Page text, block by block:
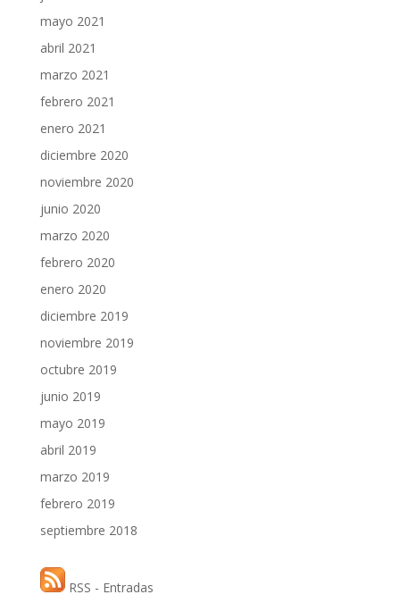
mayo 2021
abril 2021
marzo 2021
febrero 2021
enero 2021
diciembre 2020
noviembre 2020
junio 2020
marzo 2020
febrero 2020
enero 2020
diciembre 2019
noviembre 2019
octubre 2019
junio 2019
mayo 2019
abril 2019
marzo 2019
febrero 2019
septiembre 2018
RSS - Entradas